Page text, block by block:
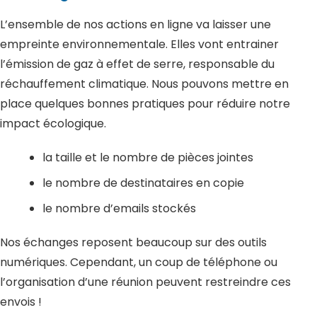
L’ensemble de nos actions en ligne va laisser une
empreinte environnementale. Elles vont entrainer
l’émission de gaz à effet de serre, responsable du
réchauffement climatique. Nous pouvons mettre en
place quelques bonnes pratiques pour réduire notre
impact écologique.
la taille et le nombre de pièces jointes
le nombre de destinataires en copie
le nombre d’emails stockés
Nos échanges reposent beaucoup sur des outils
numériques. Cependant, un coup de téléphone ou
l’organisation d’une réunion peuvent restreindre ces
envois !